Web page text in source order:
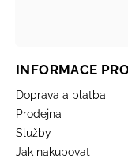
INFORMACE
Doprava a platba
Prodejna
Služby
Jak nakupovat